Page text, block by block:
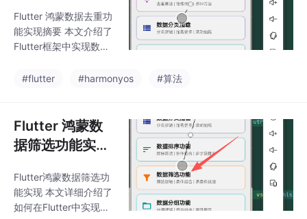
通过分组字段选择器实
现多维度分组，支持按
分类、状态等字段灵活
提供排序字段和排序方
方式。 交
性能优化
Flutter 鸿蒙数据去重功
能实现摘要 本文介绍了
Flutter框架中实现数据
适用于Android/iOS/鸿
在用户管理、商品列表
等场景的核心价值 实现
方案： 提供4种去重算
Map方法 详细代码实现
每种算法逻辑 性能对比
测试结果展示 功能特
#flutter #harmonyos #算法
Flutter 鸿蒙数
据筛选功能实
条件组合
Flutter鸿蒙数据筛选功
能实现 本文详细介绍了
如何在Flutter中实现跨